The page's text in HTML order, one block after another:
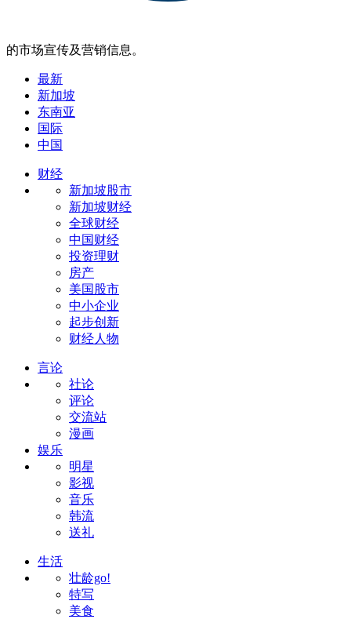
的市场宣传及营销信息。
最新
新加坡
东南亚
国际
中国
财经
新加坡股市
新加坡财经
全球财经
中国财经
投资理财
房产
美国股市
中小企业
起步创新
财经人物
言论
社论
评论
交流站
漫画
娱乐
明星
影视
音乐
韩流
送礼
生活
壮龄go!
特写
美食